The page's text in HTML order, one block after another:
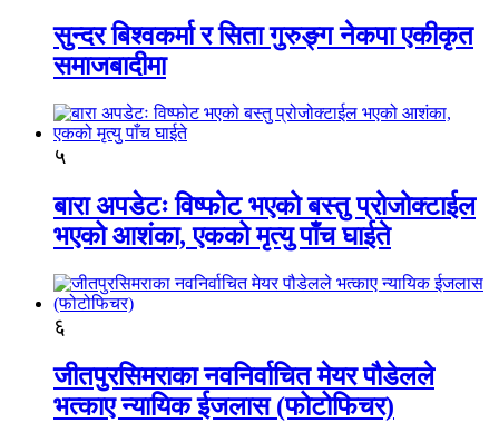
सुन्दर बिश्वकर्मा र सिता गुरुङ्ग नेकपा एकीकृत
समाजबादीमा
५
बारा अपडेटः विष्फोट भएको बस्तु प्रोजोक्टाईल
भएको आशंका, एकको मृत्यु पाँच घाईते
६
जीतपुरसिमराका नवनिर्वाचित मेयर पौडेलले
भत्काए न्यायिक ईजलास (फोटोफिचर)